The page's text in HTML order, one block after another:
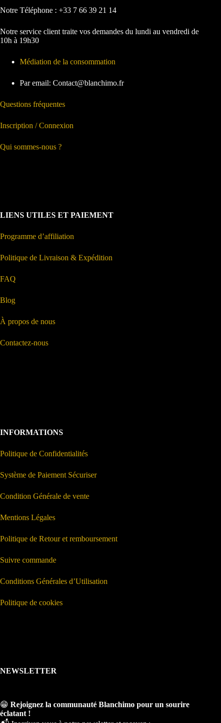
Notre Téléphone : +33 7 66 39 21 14
Notre service client traite vos demandes du lundi au vendredi de
10h à 19h30
Médiation de la consommation
Par email: Contact@blanchimo.fr
Questions fréquentes
Inscription / Connexion
Qui sommes-nous ?
LIENS UTILES ET PAIEMENT
Programme d’affiliation
Politique de Livraison & Expédition
FAQ
Blog
À propos de nous
Contactez-nous
INFORMATIONS
Politique de Confidentialités
Système de Paiement Sécuriser
Condition Générale de vente
Mentions Légales
Politique de Retour et remboursement
Suivre commande
Conditions Générales d’Utilisation
Politique de cookies
NEWSLETTER
😁 Rejoignez la communauté Blanchimo pour un sourire
éclatant !